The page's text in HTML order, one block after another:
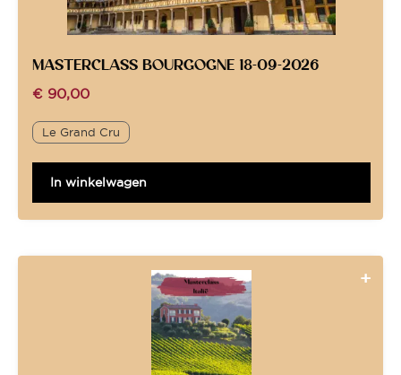
MASTERCLASS BOURGOGNE 18-09-2026
€ 90,00
Le Grand Cru
In winkelwagen